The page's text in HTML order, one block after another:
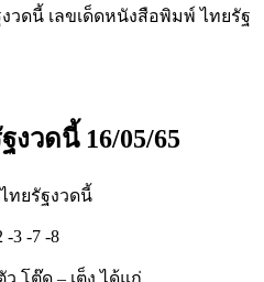
วดนี้ เลขเด็ดหนังสือพิมพ์ ไทยรัฐ
งวดนี้ 16/05/65
ทยรัฐงวดนี้
-3 -7 -8